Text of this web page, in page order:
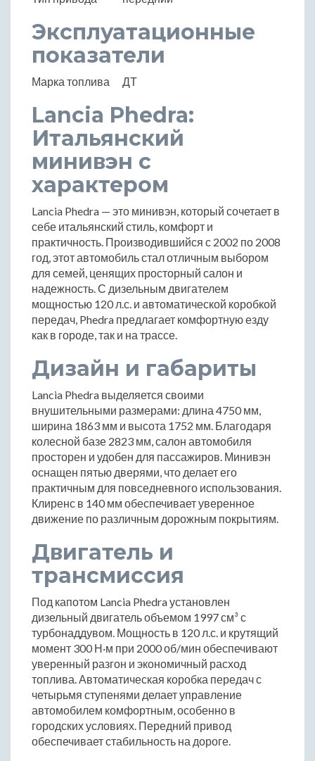
Эксплуатационные
показатели
Марка топлива ДТ
Lancia Phedra:
Итальянский
минивэн с
характером
Lancia Phedra — это минивэн, который сочетает в
себе итальянский стиль, комфорт и
практичность. Производившийся с 2002 по 2008
год, этот автомобиль стал отличным выбором
для семей, ценящих просторный салон и
надежность. С дизельным двигателем
мощностью 120 л.с. и автоматической коробкой
передач, Phedra предлагает комфортную езду
как в городе, так и на трассе.
Дизайн и габариты
Lancia Phedra выделяется своими
внушительными размерами: длина 4750 мм,
ширина 1863 мм и высота 1752 мм. Благодаря
колесной базе 2823 мм, салон автомобиля
просторен и удобен для пассажиров. Минивэн
оснащен пятью дверями, что делает его
практичным для повседневного использования.
Клиренс в 140 мм обеспечивает уверенное
движение по различным дорожным покрытиям.
Двигатель и
трансмиссия
Под капотом Lancia Phedra установлен
дизельный двигатель объемом 1997 см³ с
турбонаддувом. Мощность в 120 л.с. и крутящий
момент 300 Н·м при 2000 об/мин обеспечивают
уверенный разгон и экономичный расход
топлива. Автоматическая коробка передач с
четырьмя ступенями делает управление
автомобилем комфортным, особенно в
городских условиях. Передний привод
обеспечивает стабильность на дороге.